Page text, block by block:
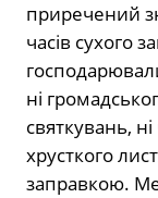
приречений
часів сухого
ні
святкувань,
хрусткого
заправкою.